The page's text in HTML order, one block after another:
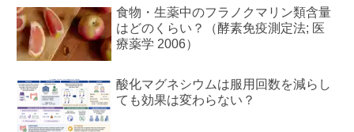
食物・生薬中のフラノクマリン類含量
はどのくらい？（酵素免疫測定法; 医
療薬学 2006）
酸化マグネシウムは服用回数を減らし
ても効果は変わらない？